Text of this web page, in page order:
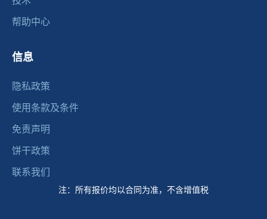
帮助中心
信息
隐私政策
使用条款及条件
免责声明
饼干政策
联系我们
注：所有报价均以合同为准，不含增值税